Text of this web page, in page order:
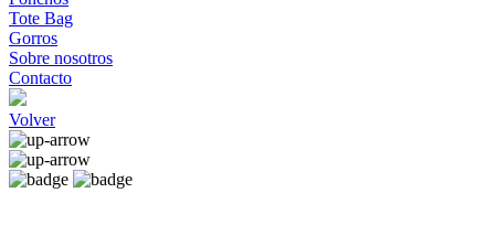
Tote Bag
Gorros
Sobre nosotros
Contacto
Volver